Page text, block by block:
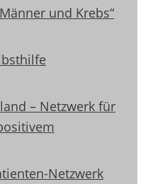
und Krebs“
– Netzwerk für
Netzwerk